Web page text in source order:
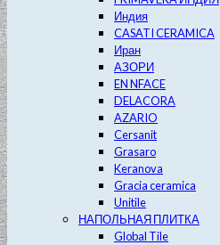
Индия
CASATI CERAMICA
Иран
АЗОРИ
EN NFACE
DELACORA
AZARIO
Cersanit
Grasaro
Keranova
Gracia ceramica
Unitile
НАПОЛЬНАЯ ПЛИТКА
Global Tile